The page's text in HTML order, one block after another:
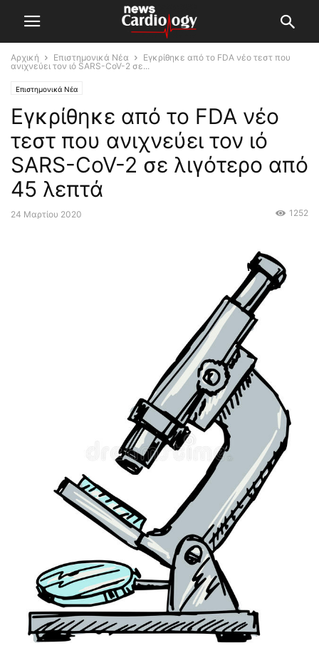
Αρχική Επιστημονικά Νέα
Εγκρίθηκε από το FDA νέο τεστ που
ανιχνεύει τον ιό SARS-CoV-2 σε...
Επιστημονικά Νέα
Εγκρίθηκε από το FDA νέο
τεστ που ανιχνεύει τον ιό
SARS-CoV-2 σε λιγότερο από
45 λεπτά
24 Μαρτίου 2020 1252